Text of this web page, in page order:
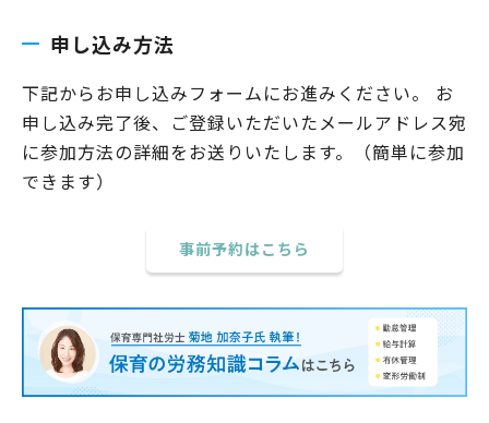
申し込み方法
下記からお申し込みフォームにお進みください。 お
申し込み完了後、ご登録いただいたメールアドレス宛
に参加方法の詳細をお送りいたします。（簡単に参加
できます）
事前予約はこちら